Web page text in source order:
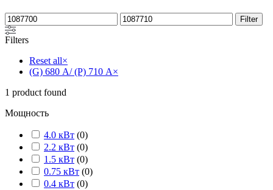
Filter
Filters
Reset all×
(G) 680 А/ (P) 710 А×
1 product found
Мощность
4.0 кВт (0)
2.2 кВт (0)
1.5 кВт (0)
0.75 кВт (0)
0.4 кВт (0)